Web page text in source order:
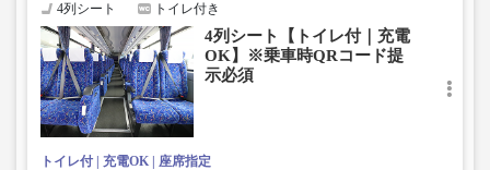
※売り切れの場合でも残数が表示される場合がありま
す。
・販売日・便ごとに随時価格が変動いたします。購入時に
販売価格をご確認の上でご予約をお願いいたします。
・一部取り扱いのない停留所がある場合がございます。
4列シート トイレ付き
4列シート【トイレ付｜充電
OK】※乗車時QRコード提
示必須
トイレ付 充電OK 座席指定